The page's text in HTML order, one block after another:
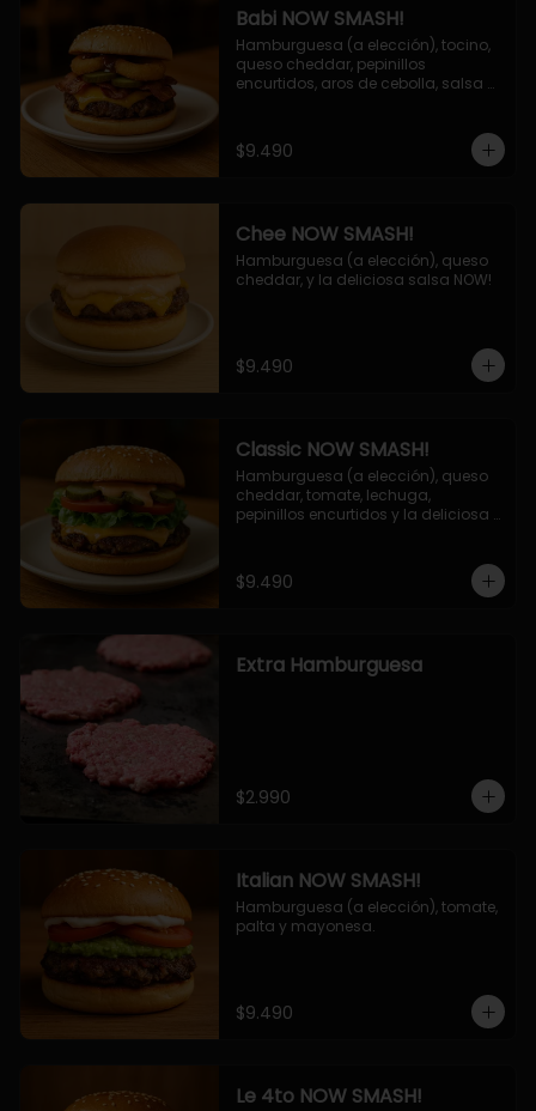
Babi NOW SMASH!
Hamburguesa (a elección), tocino,
queso cheddar, pepinillos
encurtidos, aros de cebolla, salsa
$9.490
Chee NOW SMASH!
Hamburguesa (a elección), queso
cheddar, y la deliciosa salsa NOW!
$9.490
Classic NOW SMASH!
Hamburguesa (a elección), queso
cheddar, tomate, lechuga,
pepinillos encurtidos y la deliciosa
$9.490
Extra Hamburguesa
$2.990
Italian NOW SMASH!
Hamburguesa (a elección), tomate,
palta y mayonesa.
$9.490
Le 4to NOW SMASH!